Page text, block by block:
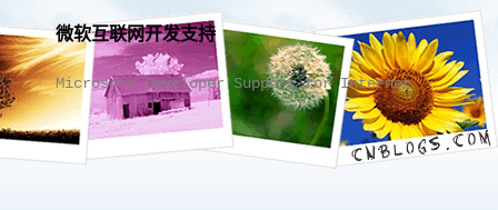
微软互联网开发支持
Microsoft Developer Support for Internet